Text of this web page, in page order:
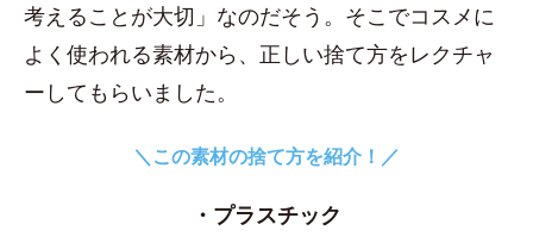
考えることが大切」なのだそう。そこでコスメに
よく使われる素材から、正しい捨て方をレクチャ
ーしてもらいました。
＼この素材の捨て方を紹介！／
・プラスチック